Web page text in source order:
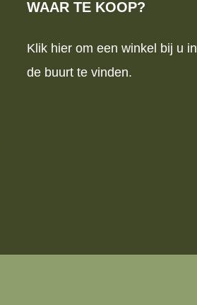
WAAR TE KOOP?
Klik hier om een winkel bij u in
de buurt te vinden.